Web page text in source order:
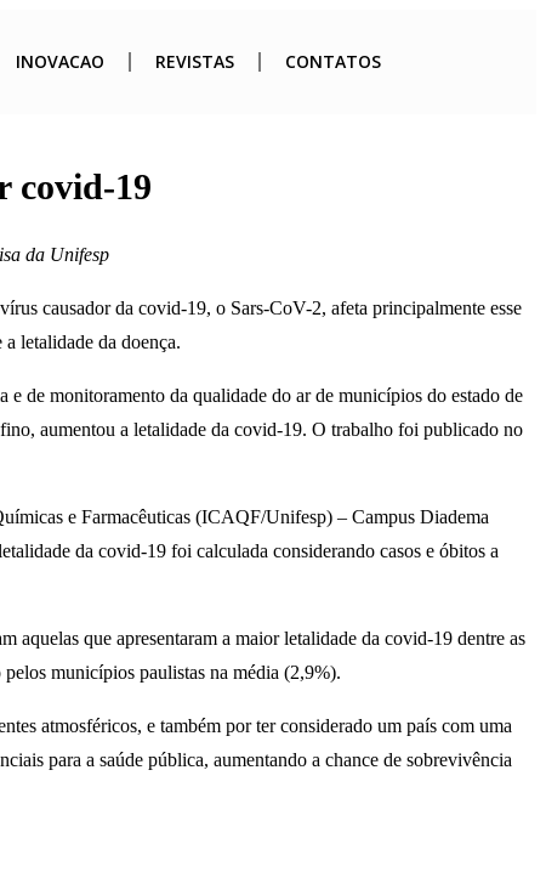
INOVACAO REVISTAS CONTATOS
covid-19
da Unifesp
causador da covid-19, o Sars-CoV-2, afeta principalmente esse
letalidade da doença.
de monitoramento da qualidade do ar de municípios do estado de
aumentou a letalidade da covid-19. O trabalho foi publicado no
e Farmacêuticas (ICAQF/Unifesp) – Campus Diadema
da covid-19 foi calculada considerando casos e óbitos a
aquelas que apresentaram a maior letalidade da covid-19 dentre as
municípios paulistas na média (2,9%).
atmosféricos, e também por ter considerado um país com uma
para a saúde pública, aumentando a chance de sobrevivência